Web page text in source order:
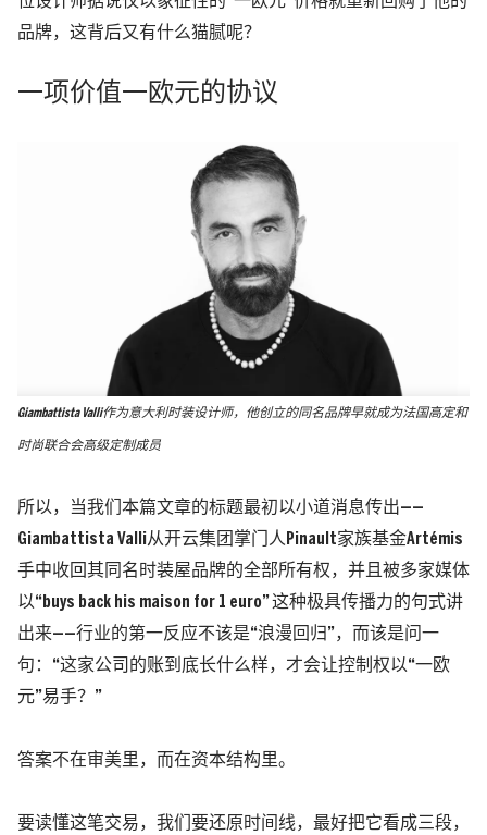
品牌，这背后又有什么猫腻呢？
一项价值一欧元的协议
Giambattista Valli作为意大利时装设计师，他创立的同名品牌早就成为法国高定和
时尚联合会高级定制成员
所以，当我们本篇文章的标题最初以小道消息传出——
Giambattista Valli从开云集团掌门人Pinault家族基金Artémis
手中收回其同名时装屋品牌的全部所有权，并且被多家媒体
以“buys back his maison for 1 euro” 这种极具传播力的句式讲
出来——行业的第一反应不该是“浪漫回归”，而该是问一
句：“这家公司的账到底长什么样，才会让控制权以“一欧
元”易手？”
答案不在审美里，而在资本结构里。
要读懂这笔交易，我们要还原时间线，最好把它看成三段，